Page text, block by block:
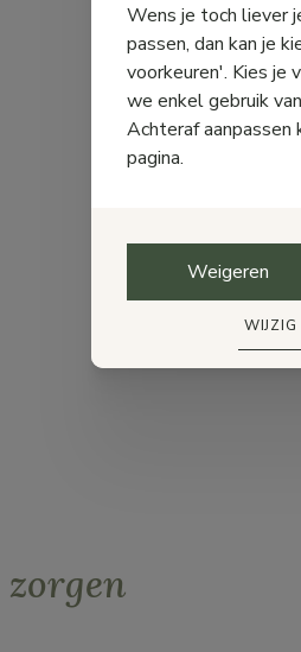
zorgen
Wens je toch liever
passen, dan kan je
voorkeuren'. Kies je
we enkel gebruik
Achteraf aanpassen
pagina.
Weigeren
WIJZIG